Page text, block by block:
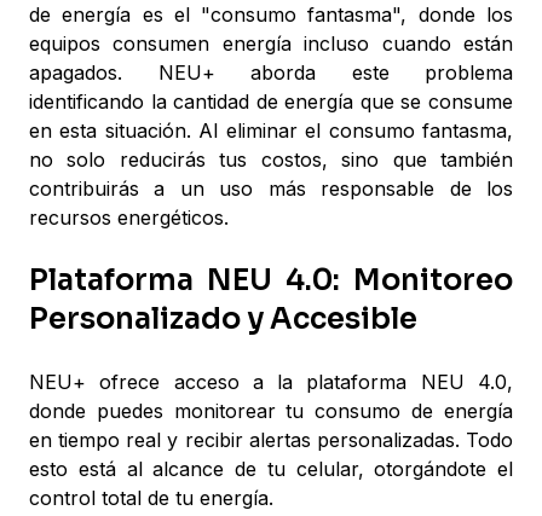
de energía es el "consumo fantasma", donde los
equipos consumen energía incluso cuando están
apagados. NEU+ aborda este problema
identificando la cantidad de energía que se consume
en esta situación. Al eliminar el consumo fantasma,
no solo reducirás tus costos, sino que también
contribuirás a un uso más responsable de los
recursos energéticos.
Plataforma NEU 4.0: Monitoreo
Personalizado y Accesible
NEU+ ofrece acceso a la plataforma NEU 4.0,
donde puedes monitorear tu consumo de energía
en tiempo real y recibir alertas personalizadas. Todo
esto está al alcance de tu celular, otorgándote el
control total de tu energía.